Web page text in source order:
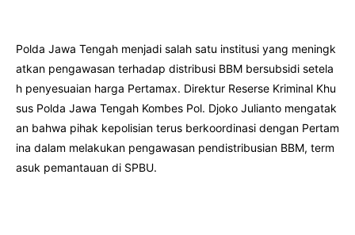
Polda Jawa Tengah menjadi salah satu institusi yang meningk
atkan pengawasan terhadap distribusi BBM bersubsidi setela
h penyesuaian harga Pertamax. Direktur Reserse Kriminal Khu
sus Polda Jawa Tengah Kombes Pol. Djoko Julianto mengatak
an bahwa pihak kepolisian terus berkoordinasi dengan Pertam
ina dalam melakukan pengawasan pendistribusian BBM, term
asuk pemantauan di SPBU.